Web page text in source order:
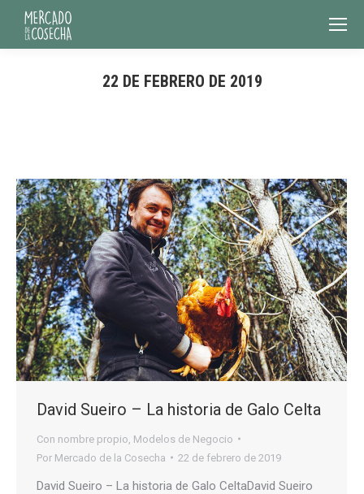
22 DE FEBRERO DE 2019
David Sueiro – La historia de Galo Celta
Con nombre propio Modelos de Negocio
Por Mercado de la Cosecha 22 de febrero de 2019
David Sueiro – La historia de Galo CeltaDavid Sueiro